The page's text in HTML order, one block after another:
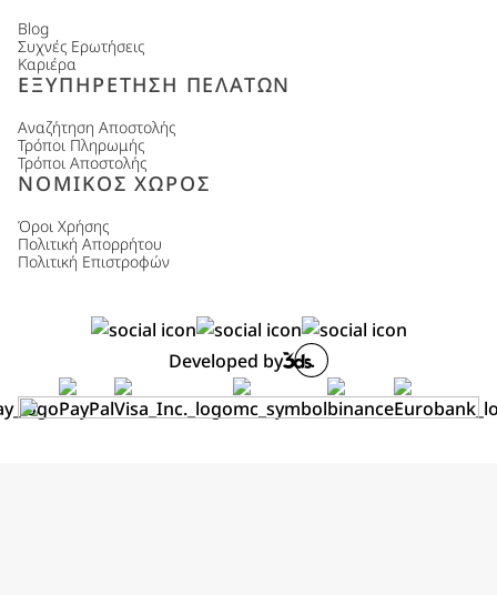
Blog
Συχνές Ερωτήσεις
Καριέρα
ΕΞΥΠΗΡΕΤΗΣΗ ΠΕΛΑΤΩΝ
Αναζήτηση Αποστολής
Τρόποι Πληρωμής
Τρόποι Αποστολής
ΝΟΜΙΚΟΣ ΧΩΡΟΣ
Όροι Χρήσης
Πολιτική Απορρήτου
Πολιτική Επιστροφών
Developed by